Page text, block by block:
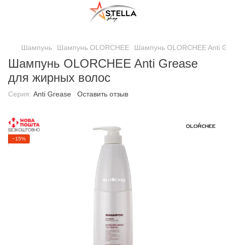
Шампунь Шампунь OLORCHEE Шампунь OLORCHEE Anti
Шампунь OLORCHEE Anti Grease
для жирных волос
Серия: Anti Grease Оставить отзыв
−15%